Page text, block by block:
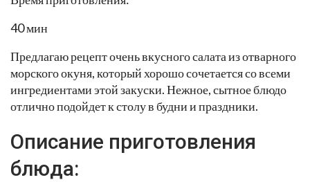
40 мин
Предлагаю рецепт очень вкусного салата из отварного
морского окуня, который хорошо сочетается со всеми
ингредиентами этой закуски. Нежное, сытное блюдо
отлично подойдет к столу в будни и праздники.
Описание приготовления
блюда: